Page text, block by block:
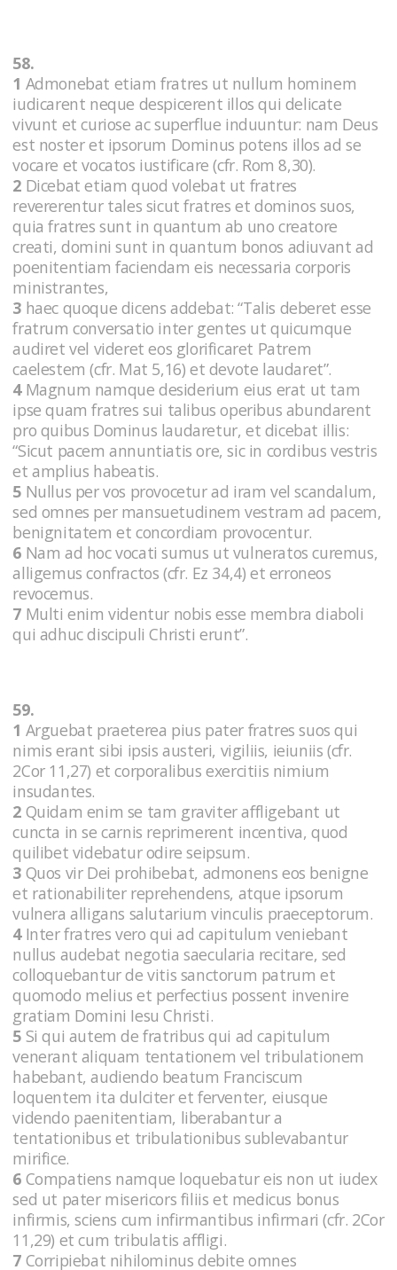
58.
1 Admonebat etiam fratres ut nullum hominem
iudicarent neque despicerent illos qui delicate
vivunt et curiose ac superflue induuntur: nam Deus
est noster et ipsorum Dominus potens illos ad se
vocare et vocatos iustificare (cfr. Rom 8,30).
2 Dicebat etiam quod volebat ut fratres
revererentur tales sicut fratres et dominos suos,
quia fratres sunt in quantum ab uno creatore
creati, domini sunt in quantum bonos adiuvant ad
poenitentiam faciendam eis necessaria corporis
ministrantes,
3 haec quoque dicens addebat: “Talis deberet esse
fratrum conversatio inter gentes ut quicumque
audiret vel videret eos glorificaret Patrem
caelestem (cfr. Mat 5,16) et devote laudaret”.
4Magnum namque desiderium eius erat ut tam
ipse quam fratres sui talibus operibus abundarent
pro quibus Dominus laudaretur, et dicebat illis:
“Sicut pacem annuntiatis ore, sic in cordibus vestris
et amplius habeatis.
5 Nullus per vos provocetur ad iram vel scandalum,
sed omnes per mansuetudinem vestram ad pacem,
benignitatem et concordiam provocentur.
6 Nam ad hoc vocati sumus ut vulneratos curemus,
alligemus confractos (cfr. Ez 34,4) et erroneos
revocemus.
7 Multi enim videntur nobis esse membra diaboli
qui adhuc discipuli Christi erunt”.
59.
1 Arguebat praeterea pius pater fratres suos qui
nimis erant sibi ipsis austeri, vigiliis, ieiuniis (cfr.
2Cor 11,27) et corporalibus exercitiis nimium
insudantes.
2 Quidam enim se tam graviter affligebant ut
cuncta in se carnis reprimerent incentiva, quod
quilibet videbatur odire seipsum.
3 Quos vir Dei prohibebat, admonens eos benigne
et rationabiliter reprehendens, atque ipsorum
vulnera alligans salutarium vinculis praeceptorum.
4Inter fratres vero qui ad capitulum veniebant
nullus audebat negotia saecularia recitare, sed
colloquebantur de vitis sanctorum patrum et
quomodo melius et perfectius possent invenire
gratiam Domini Iesu Christi.
5 Si qui autem de fratribus qui ad capitulum
venerant aliquam tentationem vel tribulationem
habebant, audiendo beatum Franciscum
loquentem ita dulciter et ferventer, eiusque
videndo paenitentiam, liberabantur a
tentationibus et tribulationibus sublevabantur
mirifice.
6 Compatiens namque loquebatur eis non ut iudex
sed ut pater misericors filiis et medicus bonus
infirmis, sciens cum infirmantibus infirmari (cfr. 2Cor
11,29) et cum tribulatis affligi.
7 Corripiebat nihilominus debite omnes